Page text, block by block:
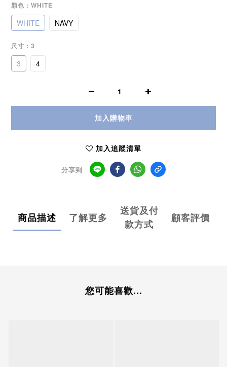
顏色 : WHITE
WHITE NAVY
尺寸 : 3
3 4
加入購物車
加入追蹤清單
分享到
商品描述 了解更多
送貨及付
款方式
顧客評價
您可能喜歡...